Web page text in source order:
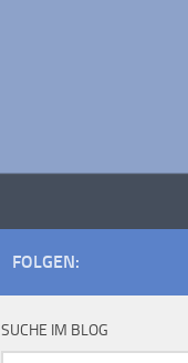
FOLGEN:
SUCHE IM BLOG